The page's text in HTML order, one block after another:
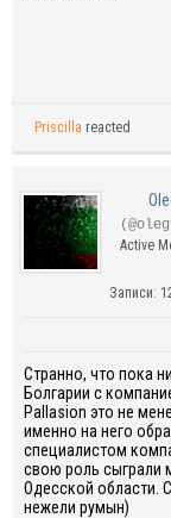
Priscilla reacted
Active
Записи:
Странно, что пока
Болгарии с
Pallasion это не
именно на него
специалистом
свою роль сыграли
Одесской области.
нежели румын)